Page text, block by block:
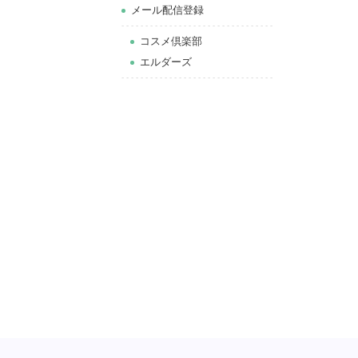
メール配信登録
コスメ倶楽部
エルダーズ